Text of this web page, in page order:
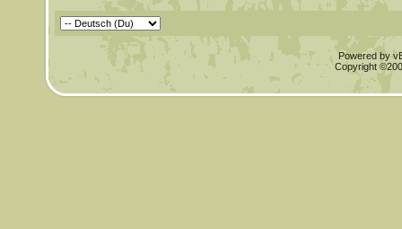
Powered by
Copyright